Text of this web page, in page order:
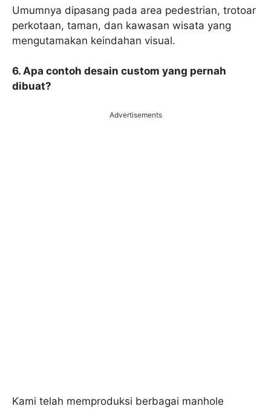
Umumnya dipasang pada area pedestrian, trotoar
perkotaan, taman, dan kawasan wisata yang
mengutamakan keindahan visual.
6. Apa contoh desain custom yang pernah
dibuat?
Advertisements
Kami telah memproduksi berbagai manhole